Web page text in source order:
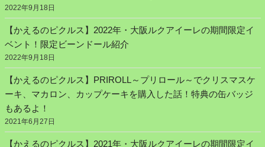
2022年9月18日
【かえるのピクルス】2022年・大阪ルクアイーレの期間限定イ
ベント！限定ビーンドール紹介
2022年9月18日
【かえるのピクルス】PRIROLL～プリロール～でクリスマスケ
ーキ、マカロン、カップケーキを購入した話！特典の缶バッジ
もあるよ！
2021年6月27日
【かえるのピクルス】2021年・大阪ルクアイーレの期間限定イ